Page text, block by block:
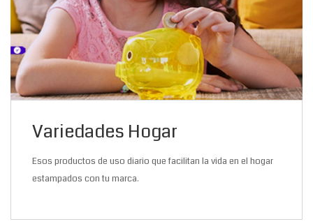
Variedades Hogar
Esos productos de uso diario que facilitan la vida en el hogar
estampados con tu marca.